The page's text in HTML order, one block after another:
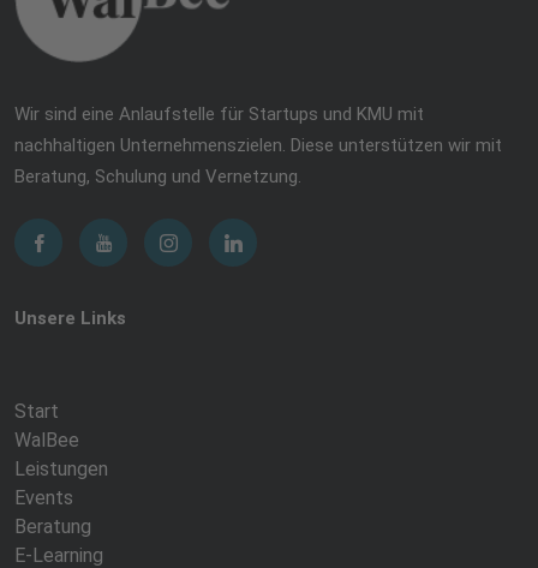
Wir sind eine Anlaufstelle für Startups und KMU mit
nachhaltigen Unternehmenszielen. Diese unterstützen wir mit
Beratung, Schulung und Vernetzung.
Unsere Links
Start
WalBee
Leistungen
Events
Beratung
E-Learning